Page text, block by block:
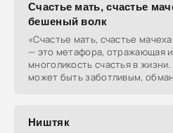
Счастье мать, счастье
бешеный волк
«Счастье мать, счастье
— это метафора, отражающая
многоликость счастья в
может быть заботливым,
Ништяк